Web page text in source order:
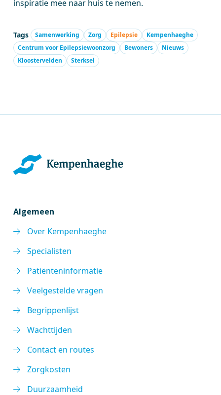
inspiratie mee naar huis te nemen.
Tags Samenwerking Zorg Epilepsie
Kempenhaeghe
Centrum voor Epilepsiewoonzorg
Bewoners
Nieuws
Kloostervelden
Sterksel
Algemeen
Over Kempenhaeghe
Specialisten
Patiënteninformatie
Veelgestelde vragen
Begrippenlijst
Wachttijden
Contact en routes
Zorgkosten
Duurzaamheid